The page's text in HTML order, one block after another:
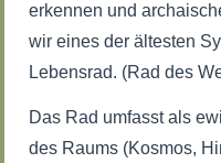
erkennen und
wir eines der ältesten
Lebensrad. (Rad des
Das Rad umfasst als
des Raums (Kosmos,